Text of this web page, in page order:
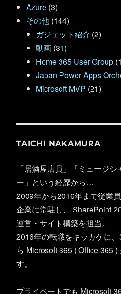
Azure (3)
その他 (144)
ガジェット紹介 (2)
動画 (31)
Home 365 User Group
Japan Power Apps
Microsoft MVP (21)
TAICHI NAKAMURA
「居酒屋店員」「ミュージ
ー」という経歴から…
2009年から2016年まで従業
企業に常駐し、 SharePoint
運営・サイト構築を担当。
2016年の転職をキッカケに
ら Microsoft 365 ( Office 365
す。
プライベートでも Microsoft